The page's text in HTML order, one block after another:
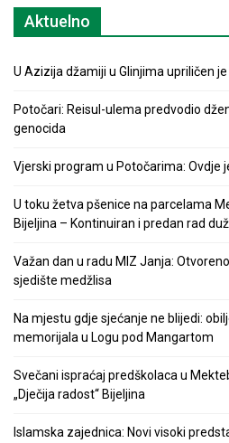
Aktuelno
U Azizija džamiji u Glinjima upriličen
Potočari: Reisul-ulema predvodio
genocida
Vjerski program u Potočarima: Ovdje
U toku žetva pšenice na parcelama
Bijeljina – Kontinuiran i predan rad
Važan dan u radu MIZ Janja:
sjedište medžlisa
Na mjestu gdje sjećanje ne blijedi:
memorijala u Logu pod Mangartom
Svečani ispraćaj predškolaca u
„Dječija radost“ Bijeljina
Islamska zajednica: Novi visoki